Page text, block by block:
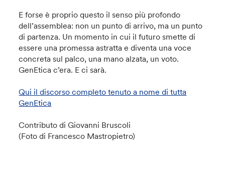
E forse è proprio questo il senso più profondo
dell’assemblea: non un punto di arrivo, ma un punto
di partenza. Un momento in cui il futuro smette di
essere una promessa astratta e diventa una voce
concreta sul palco, una mano alzata, un voto.
GenEtica c’era. E ci sarà.
Qui il discorso completo tenuto a nome di tutta
GenEtica
Contributo di Giovanni Bruscoli
(Foto di Francesco Mastropietro)